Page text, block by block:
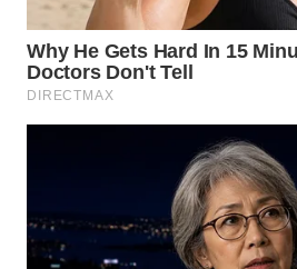
WN
MALUT
DANAU
TOBA